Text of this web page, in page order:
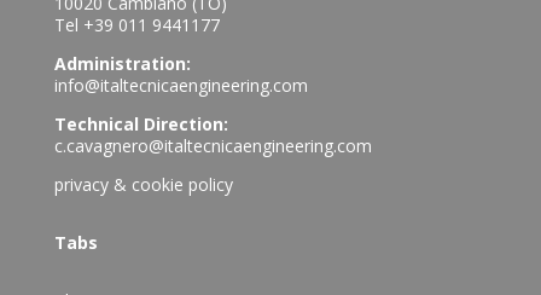
Tel +39 011 9441177
Administration:
info@italtecnicaengineering.com
Technical Direction:
c.cavagnero@italtecnicaengineering.com
privacy & cookie policy
Tabs